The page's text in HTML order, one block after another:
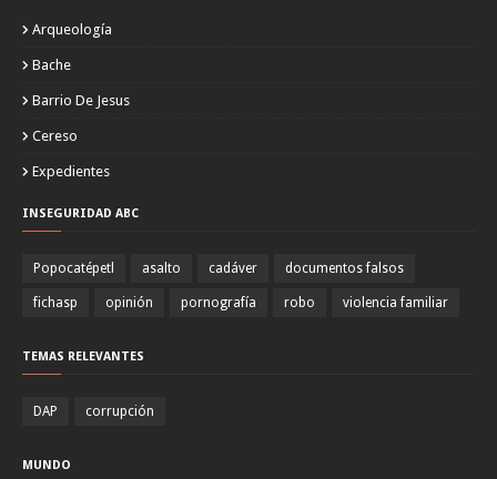
Arqueología
Bache
Barrio De Jesus
Cereso
Expedientes
INSEGURIDAD ABC
Popocatépetl asalto cadáver documentos falsos
fichasp opinión pornografía robo violencia familiar
TEMAS RELEVANTES
DAP corrupción
MUNDO